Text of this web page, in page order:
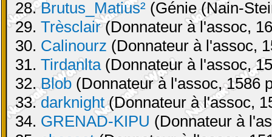
28.Brutus_Matius² (Génie (Nain-
29. Trèsclair(Donnateur à l'assoc,
30. Calinourz (Donnateur à l'assoc,
31. Tirdanlta(Donnateur à l'assoc,
32.Blob (Donnateur à l'assoc, 1586
33.darknight(Donnateur à l'assoc,
34. GRENAD-KIPU (Donnateur à